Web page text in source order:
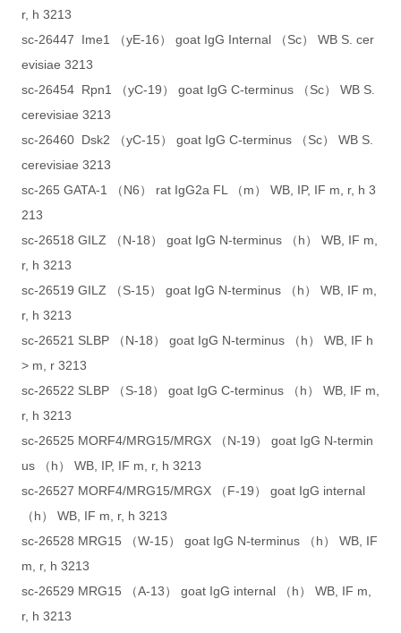
r, h 3213
sc-26447 Ime1 （yE-16） goat IgG Internal （Sc） WB S. cer
evisiae 3213
sc-26454 Rpn1 （yC-19） goat IgG C-terminus （Sc） WB S.
cerevisiae 3213
sc-26460 Dsk2 （yC-15） goat IgG C-terminus （Sc） WB S.
cerevisiae 3213
sc-265 GATA-1 （N6） rat IgG2a FL （m） WB, IP, IF m, r, h 3
213
sc-26518 GILZ （N-18） goat IgG N-terminus （h） WB, IF m,
r, h 3213
sc-26519 GILZ （S-15） goat IgG N-terminus （h） WB, IF m,
r, h 3213
sc-26521 SLBP （N-18） goat IgG N-terminus （h） WB, IF h
> m, r 3213
sc-26522 SLBP （S-18） goat IgG C-terminus （h） WB, IF m,
r, h 3213
sc-26525 MORF4/MRG15/MRGX （N-19） goat IgG N-termin
us （h） WB, IP, IF m, r, h 3213
sc-26527 MORF4/MRG15/MRGX （F-19） goat IgG internal
（h） WB, IF m, r, h 3213
sc-26528 MRG15 （W-15） goat IgG N-terminus （h） WB, IF
m, r, h 3213
sc-26529 MRG15 （A-13） goat IgG internal （h） WB, IF m,
r, h 3213